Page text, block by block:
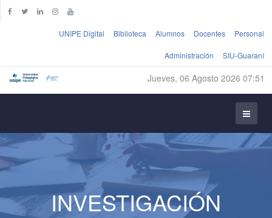
UNIPE Digital Biblioteca Alumnos Docentes Personal
Administración SIU-Guaraní
Jueves, 06 Agosto 2026 07:51
INVESTIGACIÓN